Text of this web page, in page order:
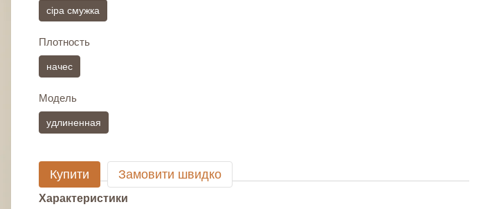
сіра смужка
Плотность
начес
Модель
удлиненная
Купити Замовити швидко
Характеристики